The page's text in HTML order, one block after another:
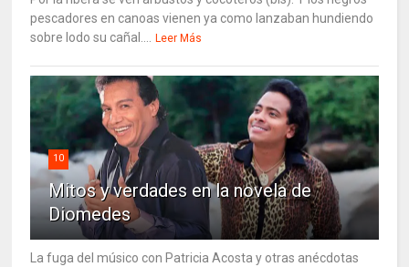
pescadores en canoas vienen ya como lanzaban hundiendo
sobre lodo su cañal.... Leer Más
10
Mitos y verdades en la novela de
Diomedes
La fuga del músico con Patricia Acosta y otras anécdotas